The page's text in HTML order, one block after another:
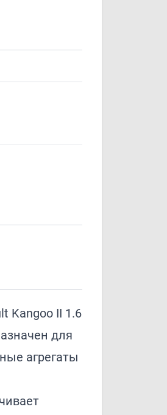
Kangoo II 1.6
для
агрегаты